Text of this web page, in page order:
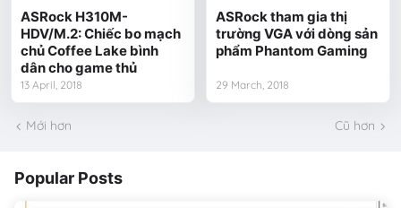
ASRock H310M-
HDV/M.2: Chiếc bo mạch
chủ Coffee Lake bình
dân cho game thủ
13 April, 2018
ASRock tham gia thị
trường VGA với dòng sản
phẩm Phantom Gaming
29 March, 2018
Mới hơn Cũ hơn
Popular Posts